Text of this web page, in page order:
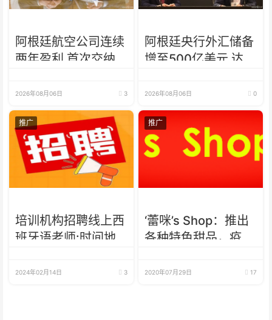
阿根廷航空公司连续
两年盈利 首次交纳
2026年08月06日 3
阿根廷央行外汇储备
增至500亿美元 达近
2026年08月06日 0
推广
培训机构招聘线上西
班牙语老师:时间地
职
2024年02月14日 3
推广
‘蕾咪’s Shop：推出
各种特色甜品，疫情
2020年07月29日 17